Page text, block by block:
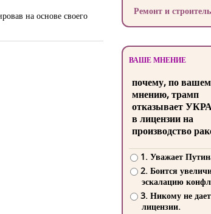
на основе своего
Ремонт и
ВАШЕ МНЕНИЕ
почему, по
мнению, трамп
отказывает
в лицензии на
производство
1. Уважает
2. Боится
эскалацию
3. Никому не
лицензии.